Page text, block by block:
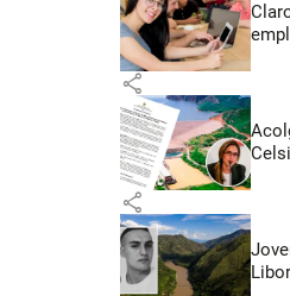
share
share